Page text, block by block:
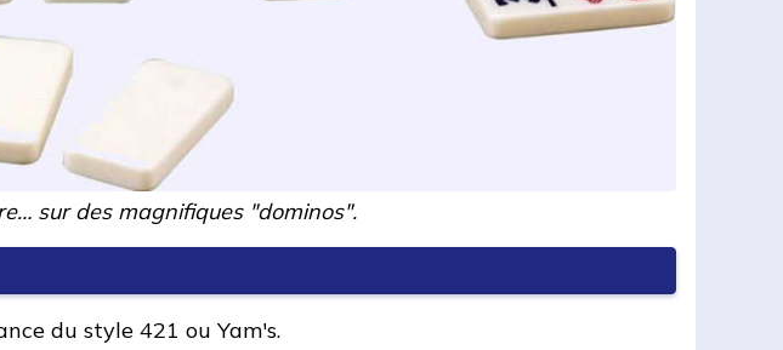
sur des magnifiques "dominos".
du style 421 ou Yam's.